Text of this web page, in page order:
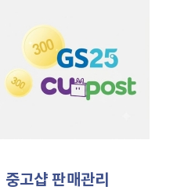
중고샵 판매관리